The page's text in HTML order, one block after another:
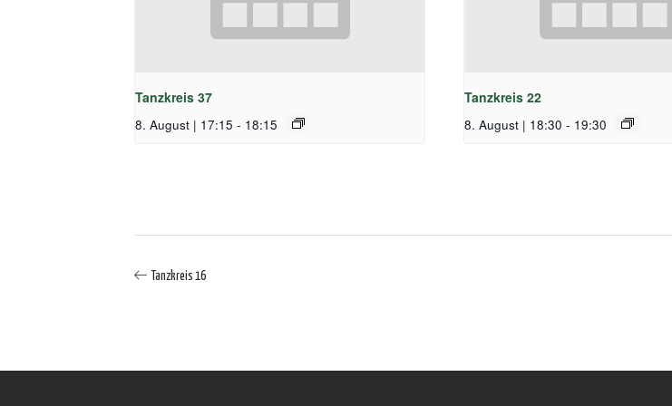
Tanzkreis 37
8. August | 17:15 - 18:15
Tanzkreis 22
8. August | 18:30 - 19:30
Tanzkreis 16